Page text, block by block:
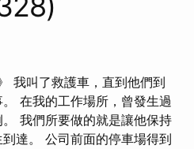
我叫了救護車，直到他們到
在我的工作場所，曾發生過
我們所要做的就是讓他保持
達。 公司前面的停車場得到